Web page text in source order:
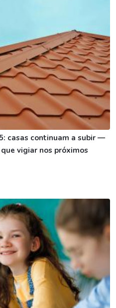
casas continuam a subir —
vigiar nos próximos